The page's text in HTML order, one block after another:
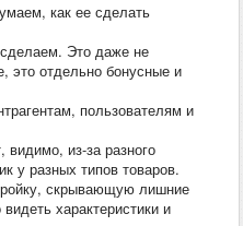
как ее сделать
Это даже не
это отдельно бонусные и
пользователям и
видимо, из-за разного
у разных типов товаров.
скрывающую лишние
характеристики и